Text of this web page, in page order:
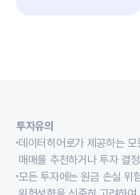
투자유의
데이터히어로가 제공하는
매매를 추천하거나 투자 결
모든 투자에는 원금 손실 위